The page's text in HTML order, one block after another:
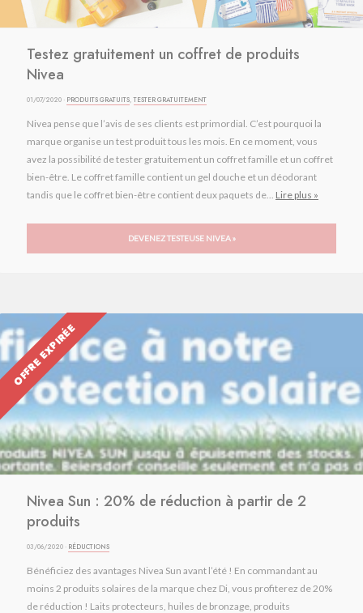
Testez gratuitement un coffret de produits
Nivea
01/07/2020 · PRODUITS GRATUITS,TESTER GRATUITEMENT
Nivea pense que l’avis de ses clients est primordial. C’est pourquoi la
marque organise un test produit tous les mois. En ce moment, vous
avez la possibilité de tester gratuitement un coffret famille et un coffret
bien-être. Le coffret famille contient un gel douche et un déodorant
tandis que le coffret bien-être contient deux paquets de... Lire plus »
DEVENEZ TESTEUSE NIVEA »
OFFRE EXPIRÉE
Nivea Sun : 20% de réduction à partir de 2
produits
03/06/2020 · RÉDUCTIONS
Bénéficiez des avantages Nivea Sun avant l’été ! En commandant au
moins 2 produits solaires de la marque chez Di, vous profiterez de 20%
de réduction ! Laits protecteurs, huiles de bronzage, produits